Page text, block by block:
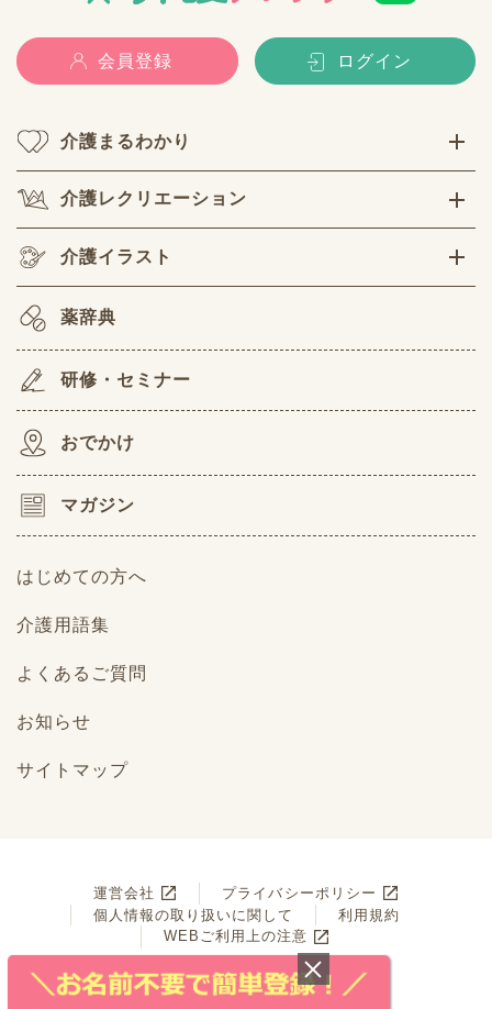
会員登録 ログイン
介護まるわかり
介護レクリエーション
介護イラスト
薬辞典
研修・セミナー
おでかけ
マガジン
はじめての方へ
介護用語集
よくあるご質問
お知らせ
サイトマップ
運営会社
プライバシーポリシー
個人情報の取り扱いに関して
利用規約
WEBご利用上の注意